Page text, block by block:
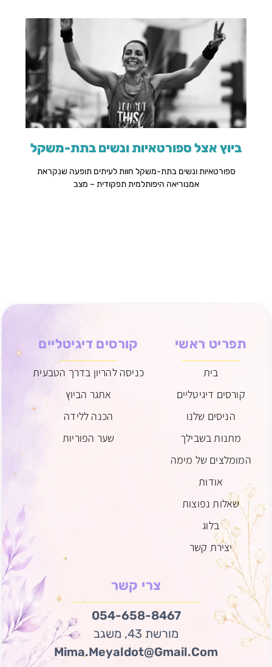
ביוץ אצל ספורטאיות ונשים בתת-משקל
ספורטאיות ונשים בתת-משקל חוות לעיתים תופעה שנקראת
אמנוריאה היפותלמית תפקודית – מצב
תפריט ראשי
בית
קורסים דיגיטליים
הניסים שלנו
מתנות בשבילך
המומלצים של מימה
אודות
שאלות נפוצות
בלוג
יצירת קשר
קורסים דיגיטליים
כניסה להריון בדרך הטבעית
אתגר הביוץ
הכנה ללידה
שער הפוריות
צרי קשר
54-658-8467⁩0
מורשת 43, משגב
Mima.meyaldot@gmail.com